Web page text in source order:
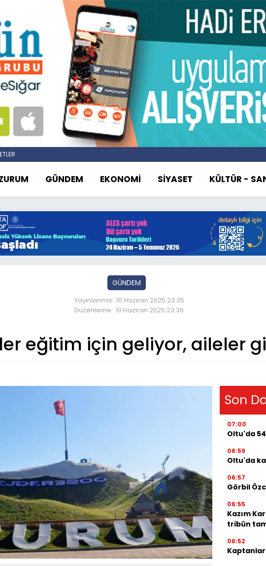
GÜNDEM EKONOMİ SİYASET KÜLTÜR -
GÜNDEM
Yayınlanma : 10 Haziran 2025 23:35
Düzenleme : 10 Haziran 2025 23:36
eğitim için geliyor, aileler
Son
07:00
Oltu'da
06:59
Oltu'da
06:57
Görbil
06:55
Kazım
tribün
06:52
Kaptanlar